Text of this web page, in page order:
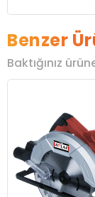
Benzer
Baktığınız